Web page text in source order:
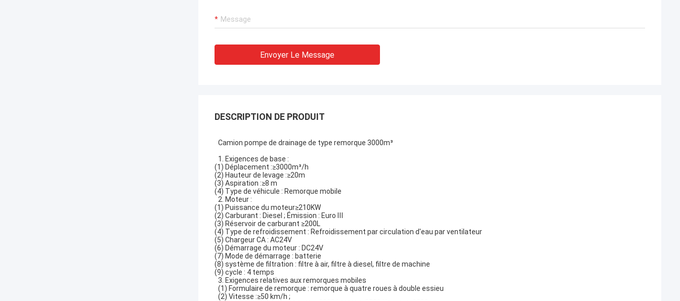
Envoyer Le Message
DESCRIPTION DE PRODUIT
Camion pompe de drainage de type remorque 3000m³
1. Exigences de base :
(1) Déplacement :≥3000m³/h
(2) Hauteur de levage :≥20m
(3) Aspiration :≥8 m
(4) Type de véhicule : Remorque mobile
2. Moteur :
(1) Puissance du moteur≥210KW
(2) Carburant : Diesel ; Émission : Euro Ⅲ
(3) Réservoir de carburant ≥200L
(4) Type de refroidissement : Refroidissement par circulation d'eau par ventilateur
(5) Chargeur CA : AC24V
(6) Démarrage du moteur : DC24V
(7) Mode de démarrage : batterie
(8) système de filtration : filtre à air, filtre à diesel, filtre de machine
(9) cycle : 4 temps
3. Exigences relatives aux remorques mobiles
(1) Formulaire de remorque : remorque à quatre roues à double essieu
(2) Vitesse :≥50 km/h ;